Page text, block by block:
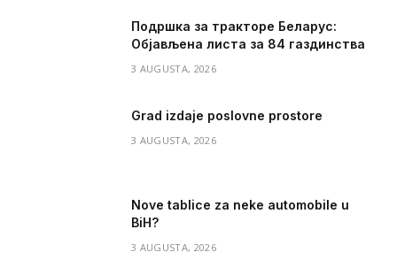
Подршка за тракторе Беларус:
Објављена листа за 84 газдинства
3 AUGUSTA, 2026
Grad izdaje poslovne prostore
3 AUGUSTA, 2026
Nove tablice za neke automobile u
BiH?
3 AUGUSTA, 2026